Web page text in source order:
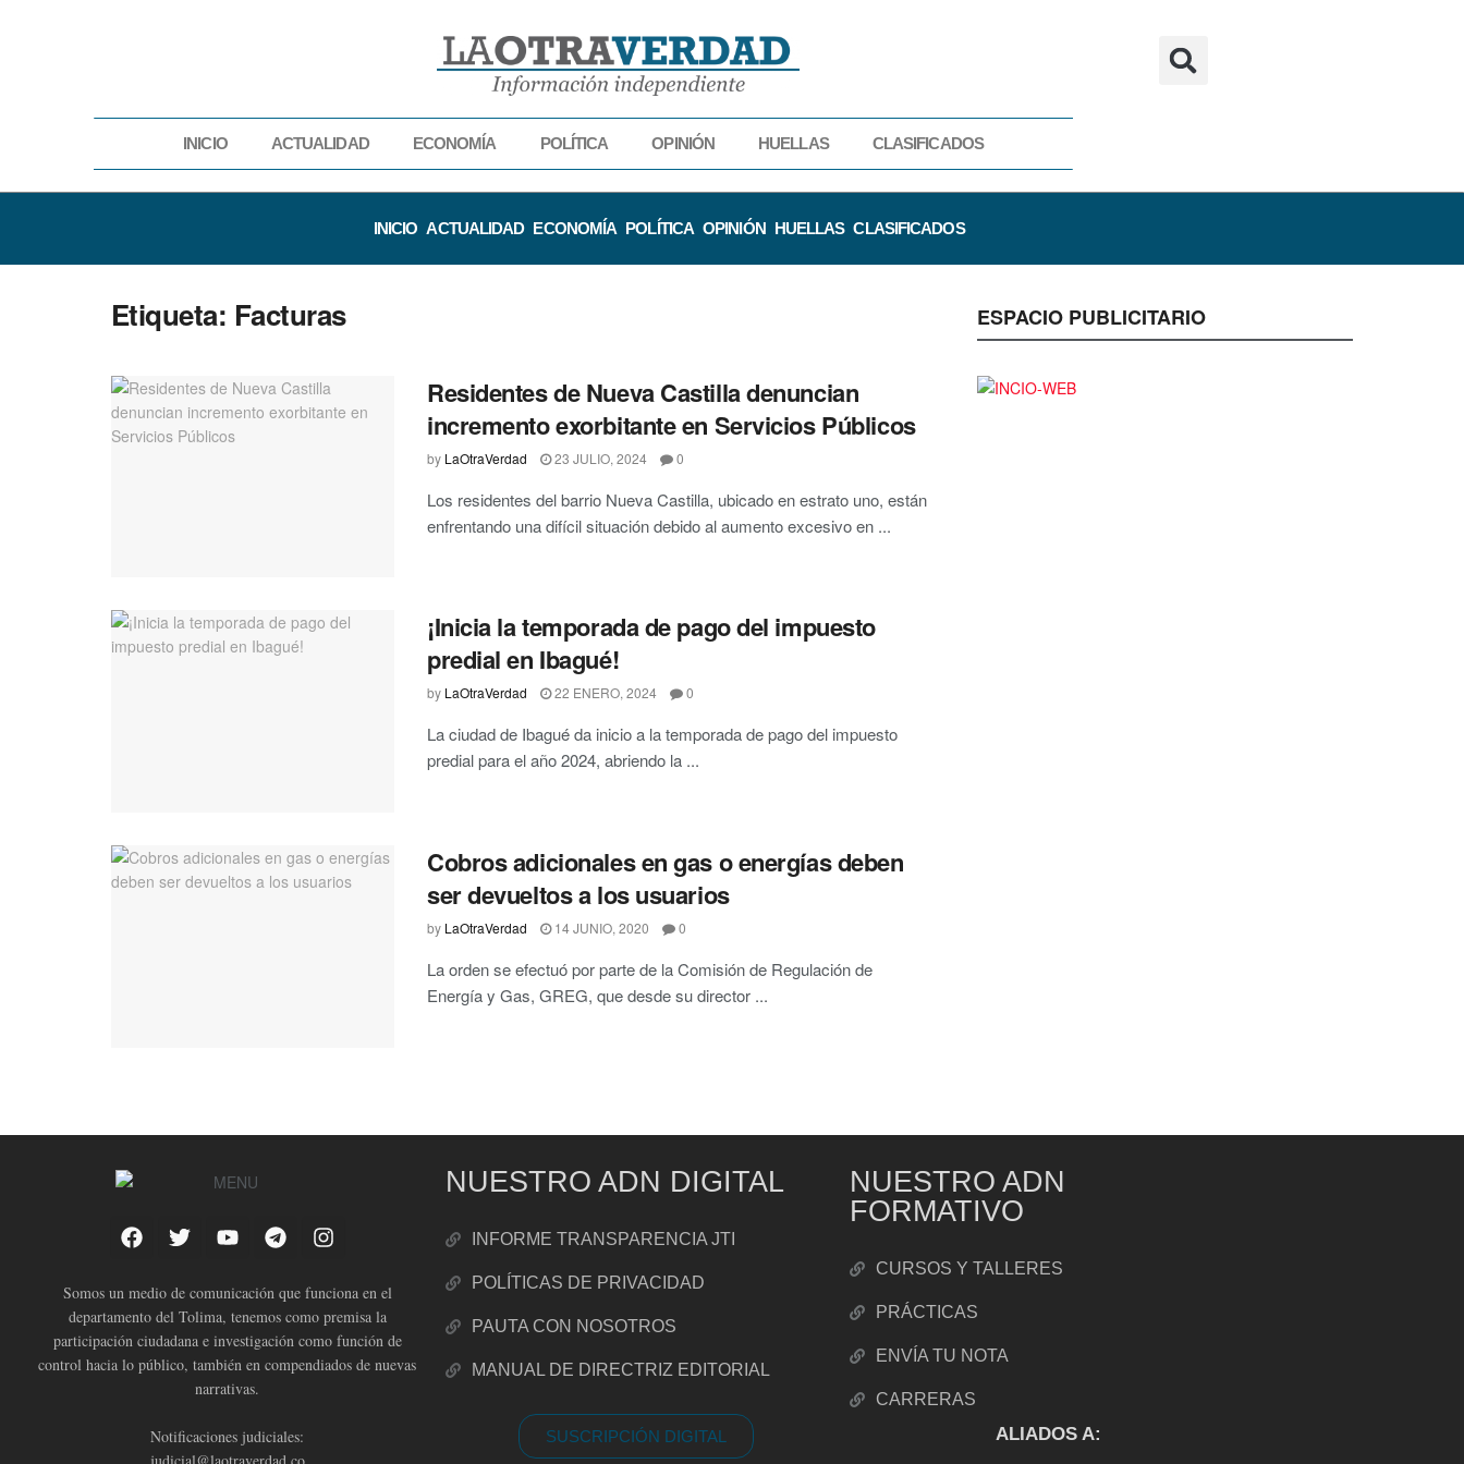
INICIO ACTUALIDAD ECONOMÍA POLÍTICA OPINIÓN HUELLAS CLASIFICADOS
INICIO ACTUALIDAD ECONOMÍA POLÍTICA OPINIÓN HUELLAS CLASIFICADOS
Etiqueta: Facturas
Residentes de Nueva Castilla denuncian
incremento exorbitante en Servicios Públicos
by LaOtraVerdad 23 JULIO, 2024 0
Los residentes del barrio Nueva Castilla, ubicado en estrato uno, están
enfrentando una difícil situación debido al aumento excesivo en ...
¡Inicia la temporada de pago del impuesto
predial en Ibagué!
by LaOtraVerdad 22 ENERO, 2024 0
La ciudad de Ibagué da inicio a la temporada de pago del impuesto
predial para el año 2024, abriendo la ...
Cobros adicionales en gas o energías deben
ser devueltos a los usuarios
by LaOtraVerdad 14 JUNIO, 2020 0
La orden se efectuó por parte de la Comisión de Regulación de
Energía y Gas, GREG, que desde su director ...
ESPACIO PUBLICITARIO
Somos un medio de comunicación que funciona en el
departamento del Tolima, tenemos como premisa la
participación ciudadana e investigación como función de
control hacia lo público, también en compendiados de nuevas
narrativas.
Notificaciones judiciales:
judicial@laotraverdad.co
NUESTRO ADN DIGITAL
INFORME TRANSPARENCIA JTI
POLÍTICAS DE PRIVACIDAD
PAUTA CON NOSOTROS
MANUAL DE DIRECTRIZ EDITORIAL
SUSCRIPCIÓN DIGITAL
NUESTRO ADN
FORMATIVO
CURSOS Y TALLERES
PRÁCTICAS
ENVÍA TU NOTA
CARRERAS
ALIADOS A: